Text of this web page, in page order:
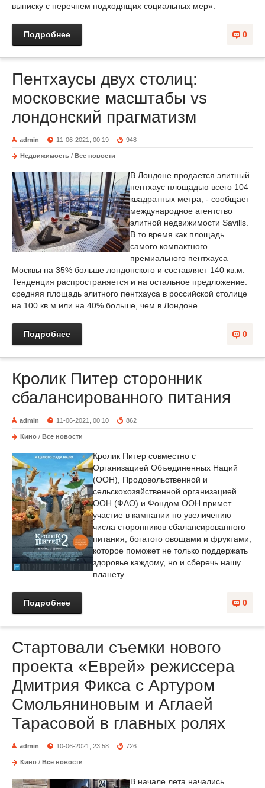
выписку с перечнем подходящих социальных мер».
0
Подробнее
Пентхаусы двух столиц:
московские масштабы vs
лондонский прагматизм
admin 11-06-2021, 00:19 948
Недвижимость / Все новости
В Лондоне продается элитный
пентхаус площадью всего 104
квадратных метра, - сообщает
международное агентство
элитной недвижимости Savills.
В то время как площадь
самого компактного
премиального пентхауса
Москвы на 35% больше лондонского и составляет 140 кв.м.
Тенденция распространяется и на остальное предложение:
средняя площадь элитного пентхауса в российской столице
на 100 кв.м или на 40% больше, чем в Лондоне.
0
Подробнее
Кролик Питер сторонник
сбалансированного питания
admin 11-06-2021, 00:10 862
Кино / Все новости
Кролик Питер совместно с
Организацией Объединенных Наций
(ООН), Продовольственной и
сельскохозяйственной организацией
ООН (ФАО) и Фондом ООН примет
участие в кампании по увеличению
числа сторонников сбалансированного
питания, богатого овощами и фруктами,
которое поможет не только поддержать
здоровье каждому, но и сберечь нашу
планету.
0
Подробнее
Стартовали съемки нового
проекта «Еврей» режиссера
Дмитрия Фикса с Артуром
Смольяниновым и Аглаей
Тарасовой в главных ролях
admin 10-06-2021, 23:58 726
Кино / Все новости
В начале лета начались